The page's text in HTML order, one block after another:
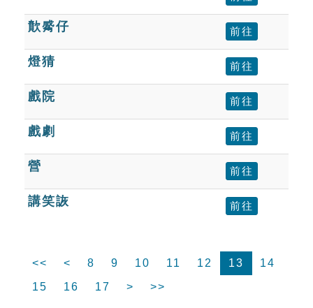
歕觱仔 前往
燈猜 前往
戲院 前往
戲劇 前往
營 前往
講笑詼 前往
<< < 8 9 10 11 12 13
14
15
16 17 > >>